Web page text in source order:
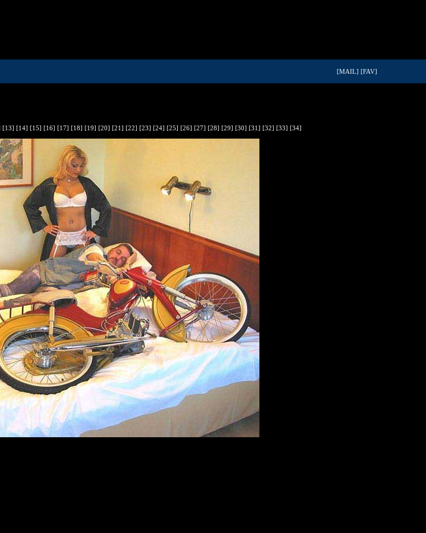
[MAIL] [FAV]
[13] [14] [15] [16] [17] [18] [19] [20] [21] [22] [23] [24] [25] [26] [27] [28] [29] [30] [31] [32] [33] [34]